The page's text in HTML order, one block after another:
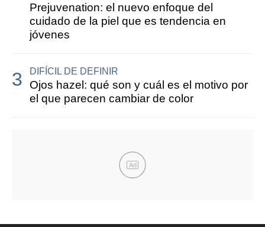
Prejuvenation: el nuevo enfoque del
cuidado de la piel que es tendencia en
jóvenes
DIFÍCIL DE DEFINIR
Ojos hazel: qué son y cuál es el motivo por
el que parecen cambiar de color
Ad